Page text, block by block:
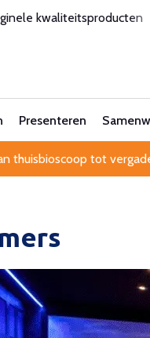
prijsgarantie Al
Presenteren
thuisbioscoop tot